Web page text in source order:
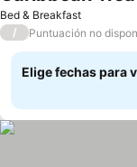
Bed & Breakfast
/ Puntuación no
Elige fechas para